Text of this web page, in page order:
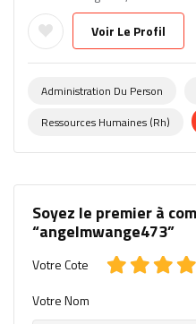
Voir Le Profil
Administration Du Person
Ressources Humaines (rh)
Soyez le premier à
“angelmwange473”
Votre Cote
Votre Nom